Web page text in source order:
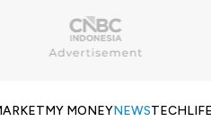
MY MONEYNEWSTECH